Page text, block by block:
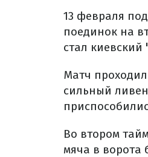
13 февраля
поединок на
стал киевский
Матч
сильный
Во втором
мяча в ворота